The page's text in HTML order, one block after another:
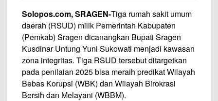
Solopos.com, SRAGEN-Tiga rumah sakit umum
daerah (RSUD) milik Pemerintah Kabupaten
(Pemkab) Sragen dicanangkan Bupati Sragen
Kusdinar Untung Yuni Sukowati menjadi kawasan
zona integritas. Tiga RSUD tersebut ditargetkan
pada penilaian 2025 bisa meraih predikat Wilayah
Bebas Korupsi (WBK) dan Wilayah Birokrasi
Bersih dan Melayani (WBBM).